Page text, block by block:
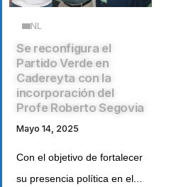
NL
Se reconfigura el
Partido Verde en
Cadereyta con la
incorporación del
Profe Roberto Segovia
Mayo 14, 2025
Con el objetivo de fortalecer
su presencia política en el...